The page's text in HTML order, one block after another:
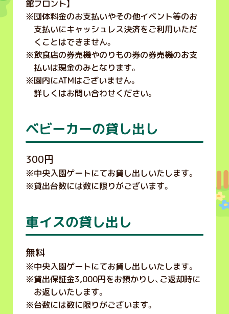
館フロント】
※団体料金のお支払いやその他イベント等のお
支払いにキャッシュレス決済をご利用いただ
くことはできません。
※飲食店の券売機やのりもの券の券売機のお支
払いは現金のみとなります。
※園内にATMはございません。
詳しくはお問い合わせください。
ベビーカーの貸し出し
300円
※中央入園ゲートにてお貸し出しいたします。
※貸出台数には数に限りがございます。
車イスの貸し出し
無料
※中央入園ゲートにてお貸し出しいたします。
※貸出保証金3,000円をお預かりし、ご返却時に
お返しいたします。
※台数には数に限りがございます。